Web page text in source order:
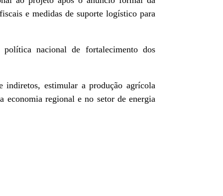
e medidas de suporte logístico para
nacional de fortalecimento dos
indiretos, estimular a produção agrícola
economia regional e no setor de energia